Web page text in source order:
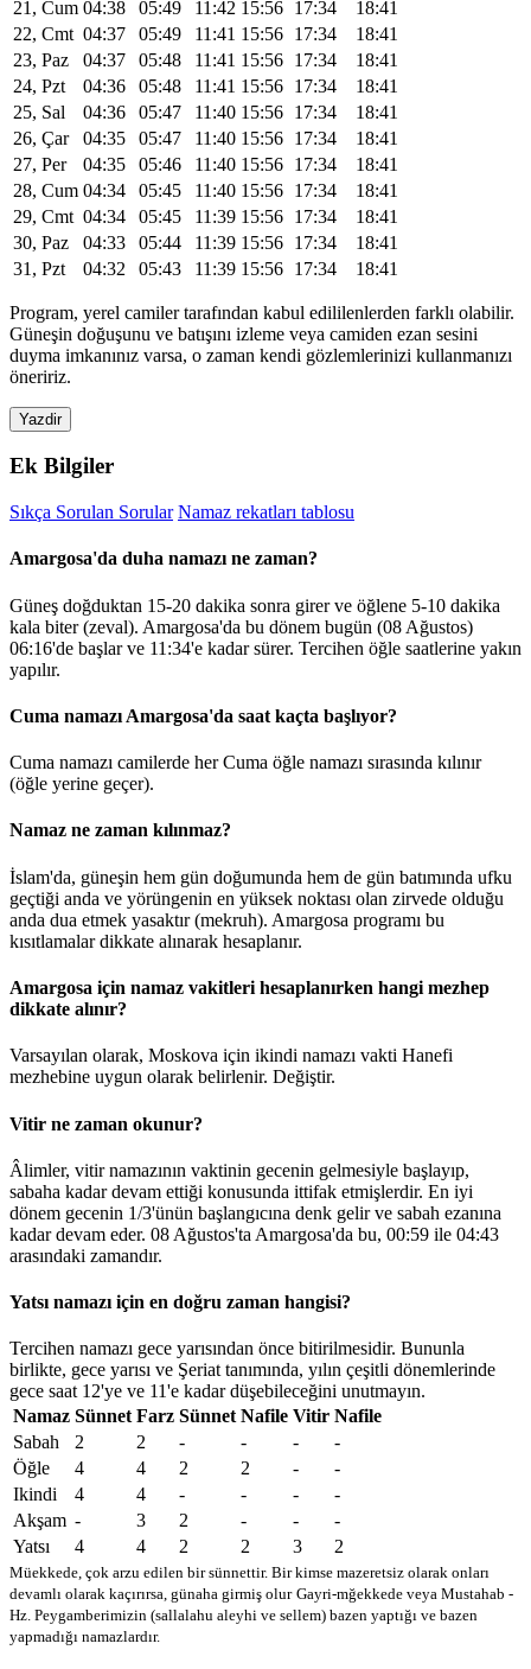
21, Cum 04:38 05:49 11:42 15:56 17:34
18:41
22, Cmt 04:37 05:49 11:41 15:56 17:34
18:41
23, Paz
04:37 05:48 11:41 15:56 17:34
18:41
24, Pzt
04:36 05:48 11:41 15:56 17:34
18:41
25, Sal
04:36 05:47 11:40 15:56 17:34
18:41
26, Çar
04:35 05:47 11:40 15:56 17:34
18:41
27, Per
04:35 05:46 11:40 15:56 17:34
18:41
28, Cum 04:34 05:45 11:40 15:56 17:34
18:41
29, Cmt 04:34 05:45 11:39 15:56 17:34
18:41
30, Paz
04:33 05:44 11:39 15:56 17:34
18:41
31, Pzt
04:32 05:43 11:39 15:56 17:34 18:41
Program, yerel camiler tarafından kabul edililenlerden farklı olabilir.
Güneşin doğuşunu ve batışını izleme veya camiden ezan sesini
duyma imkanınız varsa, o zaman kendi gözlemlerinizi kullanmanızı
öneririz.
Yazdir
Ek Bilgiler
Sıkça Sorulan Sorular Namaz rekatları tablosu
Amargosa'da duha namazı ne zaman?
Güneş doğduktan 15-20 dakika sonra girer ve öğlene 5-10 dakika
kala biter (zeval). Amargosa'da bu dönem bugün (08 Ağustos)
06:16'de başlar ve 11:34'e kadar sürer. Tercihen öğle saatlerine yakın
yapılır.
Cuma namazı Amargosa'da saat kaçta başlıyor?
Cuma namazı camilerde her Cuma öğle namazı sırasında kılınır
(öğle yerine geçer).
Namaz ne zaman kılınmaz?
İslam'da, güneşin hem gün doğumunda hem de gün batımında ufku
geçtiği anda ve yörüngenin en yüksek noktası olan zirvede olduğu
anda dua etmek yasaktır (mekruh). Amargosa programı bu
kısıtlamalar dikkate alınarak hesaplanır.
Amargosa için namaz vakitleri hesaplanırken hangi mezhep
dikkate alınır?
Varsayılan olarak, Moskova için ikindi namazı vakti Hanefi
mezhebine uygun olarak belirlenir. Değiştir.
Vitir ne zaman okunur?
Âlimler, vitir namazının vaktinin gecenin gelmesiyle başlayıp,
sabaha kadar devam ettiği konusunda ittifak etmişlerdir. En iyi
dönem gecenin 1/3'ünün başlangıcına denk gelir ve sabah ezanına
kadar devam eder. 08 Ağustos'ta Amargosa'da bu, 00:59 ile 04:43
arasındaki zamandır.
Yatsı namazı için en doğru zaman hangisi?
Tercihen namazı gece yarısından önce bitirilmesidir. Bununla
birlikte, gece yarısı ve Şeriat tanımında, yılın çeşitli dönemlerinde
gece saat 12'ye ve 11'e kadar düşebileceğini unutmayın.
Namaz Sünnet Farz Sünnet Nafile Vitir Nafile
Sabah
2 2 - - -
-
Öğle
4 4 2 2 -
-
Ikindi
4 4 - - -
-
Akşam - 3 2 - -
-
Yatsı
4 4 2 2 3 2
Müekkede, çok arzu edilen bir sünnettir. Bir kimse mazeretsiz olarak onları
devamlı olarak kaçırırsa, günaha girmiş olur Gayri-mğekkede veya Mustahab -
Hz. Peygamberimizin (sallalahu aleyhi ve sellem) bazen yaptığı ve bazen
yapmadığı namazlardır.